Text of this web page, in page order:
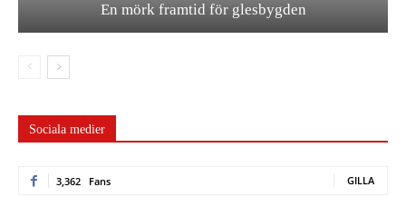
En mörk framtid för glesbygden
Sociala medier
3,362 Fans GILLA